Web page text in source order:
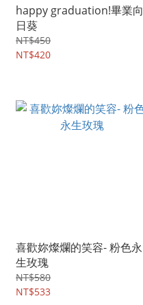
happy graduation!畢業向
日葵
NT$450
NT$420
喜歡妳燦爛的笑容- 粉色永
生玫瑰
NT$580
NT$533